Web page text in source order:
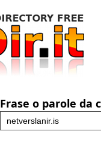
Frase o parole da